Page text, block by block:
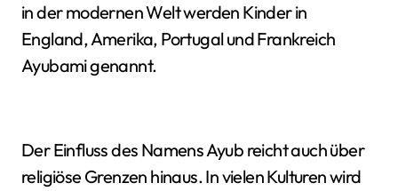
in der modernen Welt werden Kinder in
England, Amerika, Portugal und Frankreich
Ayubami genannt.
Der Einfluss des Namens Ayub reicht auch über
religiöse Grenzen hinaus. In vielen Kulturen wird